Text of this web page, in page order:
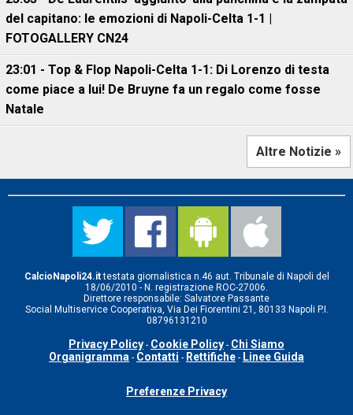
del capitano: le emozioni di Napoli-Celta 1-1 |
FOTOGALLERY CN24
23:01 - Top & Flop Napoli-Celta 1-1: Di Lorenzo di testa
come piace a lui! De Bruyne fa un regalo come fosse
Natale
Altre Notizie »
CalcioNapoli24.ittestata giornalistica n.46 aut. Tribunale di Napoli del
18/06/2010 - N. registrazione ROC-27006.
Direttore responsabile: Salvatore Passante
Social Multiservice Cooperativa, Via Dei Fiorentini 21, 80133 Napoli P.I.
08796131210
Privacy Policy - Cookie Policy - Chi Siamo
Organigramma - Contatti - Rettifiche - Linee Guida
Preferenze Privacy